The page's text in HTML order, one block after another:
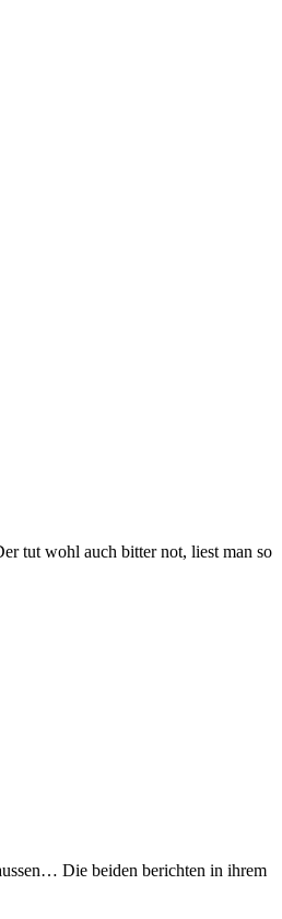
tut wohl auch bitter not, liest man so
Die beiden berichten in ihrem